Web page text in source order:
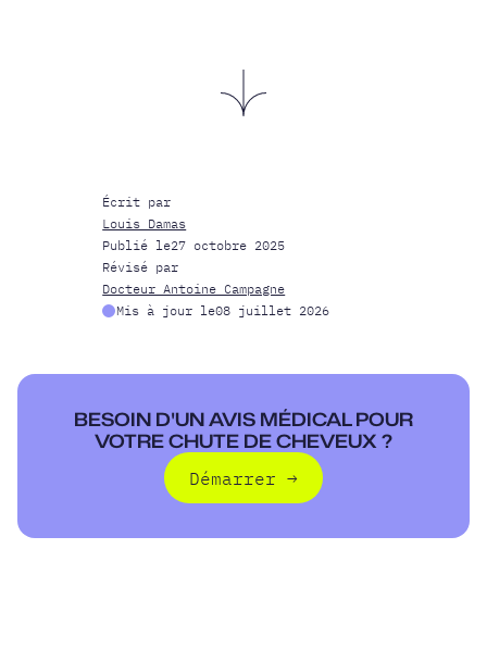
Écrit par
Louis Damas
Publié le27 octobre 2025
Révisé par
Docteur Antoine Campagne
Mis à jour le08 juillet 2026
BESOIN D'UN AVIS MÉDICAL POUR
VOTRE CHUTE DE CHEVEUX ?
Démarrer →